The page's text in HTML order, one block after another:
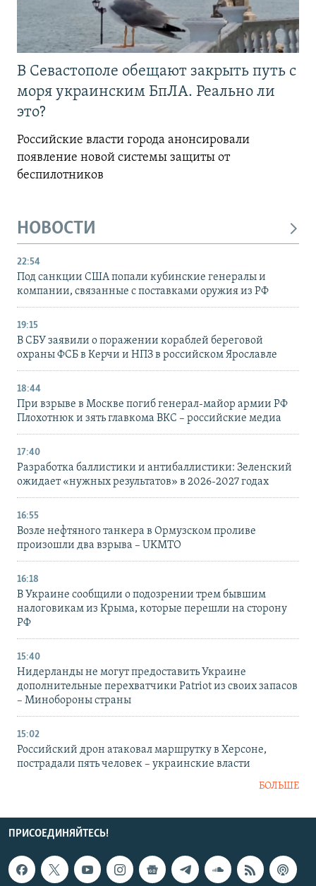
В Севастополе обещают закрыть путь с
моря украинским БпЛА. Реально ли
это?
Российские власти города анонсировали
появление новой системы защиты от
беспилотников
НОВОСТИ
22:54
Под санкции США попали кубинские генералы и
компании, связанные с поставками оружия из РФ
19:15
В СБУ заявили о поражении кораблей береговой
охраны ФСБ в Керчи и НПЗ в российском Ярославле
18:44
При взрыве в Москве погиб генерал-майор армии РФ
Плохотнюк и зять главкома ВКС – российские медиа
17:40
Разработка баллистики и антибаллистики: Зеленский
ожидает «нужных результатов» в 2026-2027 годах
16:55
Возле нефтяного танкера в Ормузском проливе
произошли два взрыва – UKMTO
16:18
В Украине сообщили о подозрении трем бывшим
налоговикам из Крыма, которые перешли на сторону
РФ
15:40
Нидерланды не могут предоставить Украине
дополнительные перехватчики Patriot из своих запасов
– Минобороны страны
15:02
Российский дрон атаковал маршрутку в Херсоне,
пострадали пять человек – украинские власти
БОЛЬШЕ
ПРИСОЕДИНЯЙТЕСЬ!